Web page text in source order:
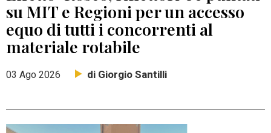
su MIT e Regioni per un accesso
equo di tutti i concorrenti al
materiale rotabile
03 Ago 2026 di Giorgio Santilli